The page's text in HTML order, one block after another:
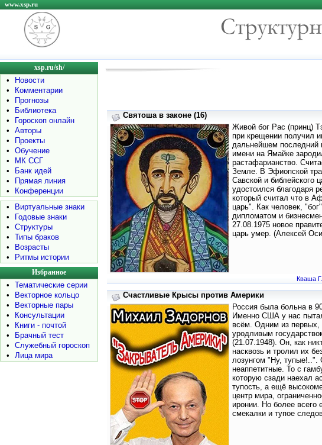
www.xsp.ru
xsp.ru/sh/
•
Новости
•
Комментарии
•
Прогнозы
•
Библиотека
•
Гороскоп онлайн
•
Авторы
•
Проекты
•
Обучение
•
МК ССГ
•
Банк идей
•
Прямая линия
•
Конференции
•
Виртуальные знаки
•
Годовые знаки
•
Структуры
•
Типы браков
•
Возрасты
•
Ритмы истории
Избранное
•
Тематические серии
•
Векторное кольцо
•
Векторные пары
•
Консультации
•
Книги - почтой
•
Брачный тест
•
Служебный гороскоп
•
Лица мира
Святоша в законе (16)
Живой бог Рас (принц)
при крещении получил
дальнейшем последний
имени на Ямайке
растафарианство.
Земле. В Эфиопской
Савской и библейского
удостоился благодаря
который считал что в
царь". Как человек,
дипломатом и
27.08.1975 новое
царь умер. (Алексей
Кваша
Счастливые Крысы против Америки
Россия была больна в
Именно США у нас
всём. Одним из первых,
уродливым
(21.07.1948). Он, как
насквозь и тролил их
лозунгом "Ну, тупые!..".
неаппетитные. То с
которую сзади наехал
тупость, а ещё
центр мира,
иронии. Но более всего
смекалки и тупое